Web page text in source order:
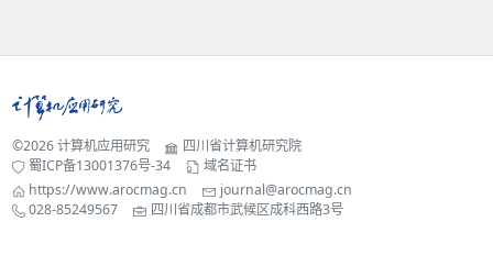
©2026 计算机应用研究
四川省计算机研究院
蜀ICP备13001376号-34
域名证书
https://www.arocmag.cn
journal@arocmag.cn
028-85249567
四川省成都市武候区成科西路3号